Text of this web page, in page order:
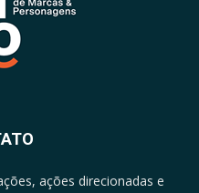
ações direcionadas e